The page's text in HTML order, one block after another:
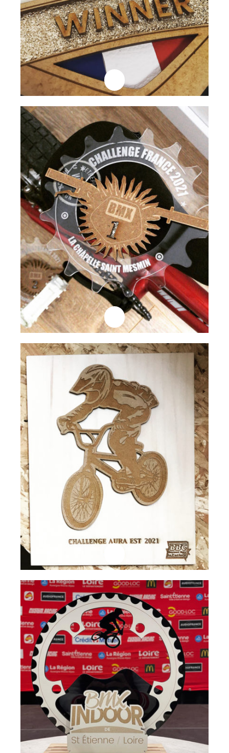
Lire la suite
Lire la suite
Professionnels
Plaque Trophée
Lire la suite
Professionnels
Plaque Trophée
Trophée BMX